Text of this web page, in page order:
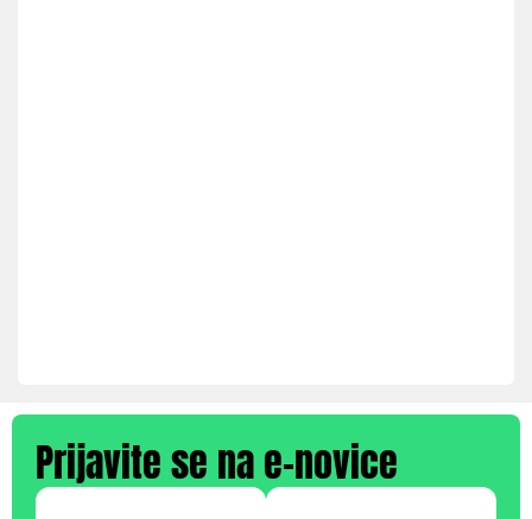
Prijavite se na e-novice